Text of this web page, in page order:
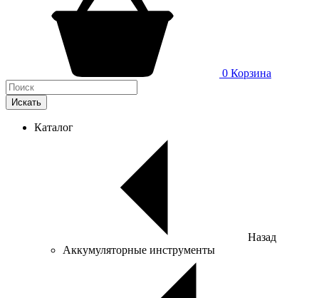
0 Корзина
Искать
Каталог
Назад
Аккумуляторные инструменты